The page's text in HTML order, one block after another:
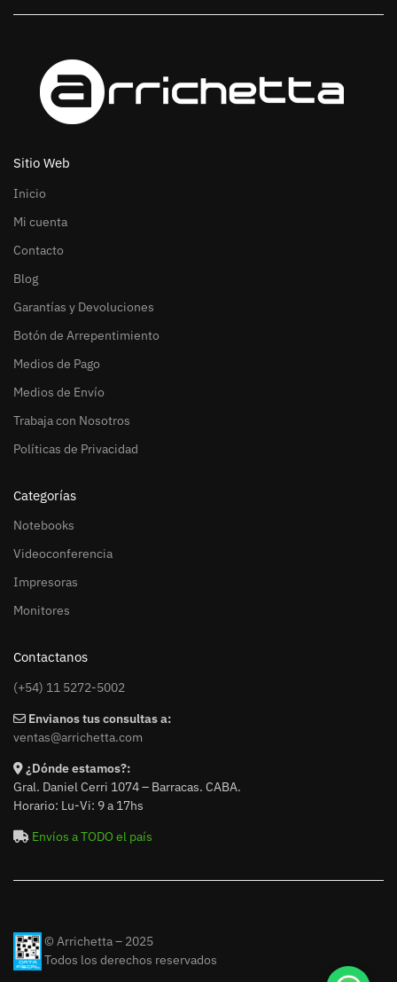
Sitio Web
Inicio
Mi cuenta
Contacto
Blog
Garantías y Devoluciones
Botón de Arrepentimiento
Medios de Pago
Medios de Envío
Trabaja con Nosotros
Políticas de Privacidad
Categorías
Notebooks
Videoconferencia
Impresoras
Monitores
Contactanos
(+54) 11 5272-5002
Envianos tus consultas a:
ventas@arrichetta.com
¿Dónde estamos?:
Gral. Daniel Cerri 1074 – Barracas. CABA.
Horario: Lu-Vi: 9 a 17hs
Envíos a TODO el país
© Arrichetta – 2025
Todos los derechos reservados